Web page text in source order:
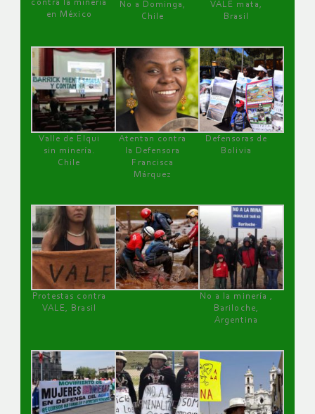
contra la minería
en México
No a Dominga,
Chile
VALE mata,
Brasil
Valle de Elqui
sin minería.
Chile
Atentan contra
la Defensora
Francisca
Márquez
Defensoras de
Bolivia
Protestas contra
VALE, Brasil
No a la minería ,
Bariloche,
Argentina